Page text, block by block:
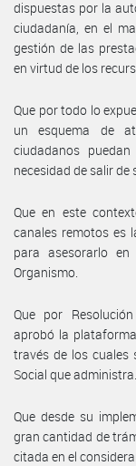
dispuestas por la
ciudadanía, en el
gestión de las
en virtud de los
Que por todo lo
un esquema de
ciudadanos
necesidad de salir de
Que en este
canales remotos es
para asesorarlo
Organismo.
Que por
aprobó la
través de los cuales
Social que administra.
Que desde su
gran cantidad de
citada en el